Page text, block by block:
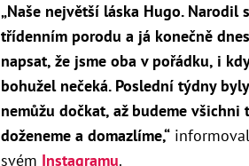
„Naše největší láska Hugo. Narodil
třídenním porodu a já konečně
napsat, že jsme oba v pořádku, i
bohužel nečeká. Poslední týdny
nemůžu dočkat, až budeme
doženeme a domazlíme,“
svém Instagramu.